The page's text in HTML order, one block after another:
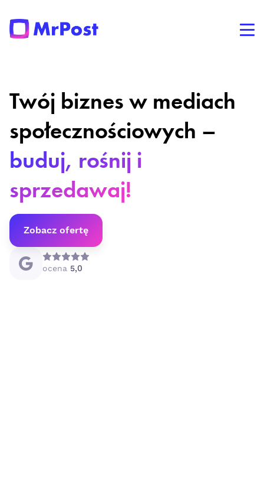
Twój biznes w mediach
społecznościowych –
buduj, rośnij i
sprzedawaj!
Zobacz ofertę
ocena 5,0